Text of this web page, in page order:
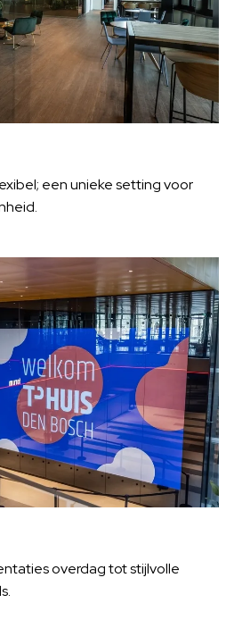
een unieke setting voor
overdag tot stijlvolle